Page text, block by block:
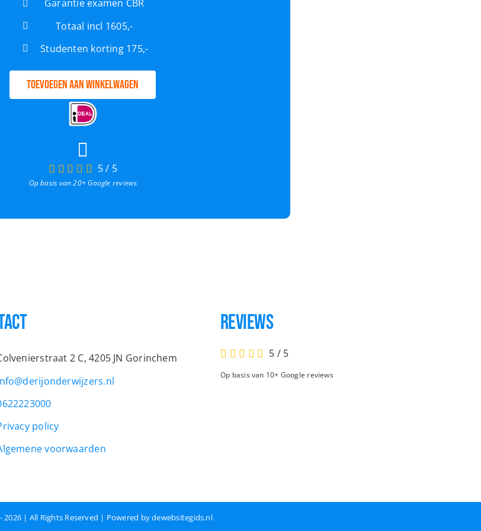
Garantie examen CBR
Totaal incl 1605,-
Studenten korting 175,-
Toevoegen aan winkelwagen
5/ 5
Op basis van 20+ Google reviews
2 C, 4205 JN Gorinchem
policy
voorwaarden
Reviews
5 / 5
Op basis van 10+ Google reviews
2026 | All Rights Reserved | Powered bydewebsitegids.nl